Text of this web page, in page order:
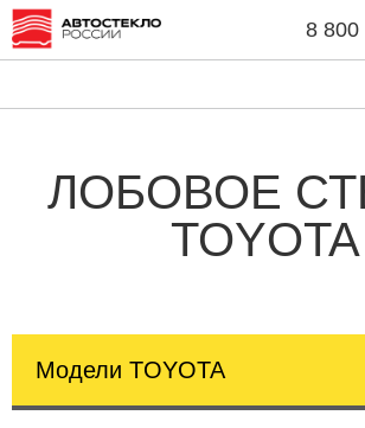
8 800
ЛОБОВОЕ
TOYOTA
Модели TOYOTA